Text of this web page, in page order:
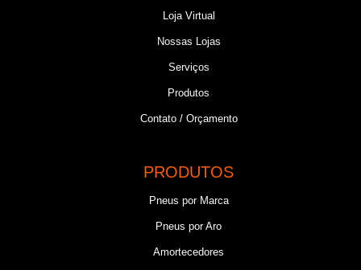
Loja Virtual
Nossas Lojas
Serviços
Produtos
Contato / Orçamento
PRODUTOS
Pneus por Marca
Pneus por Aro
Amortecedores